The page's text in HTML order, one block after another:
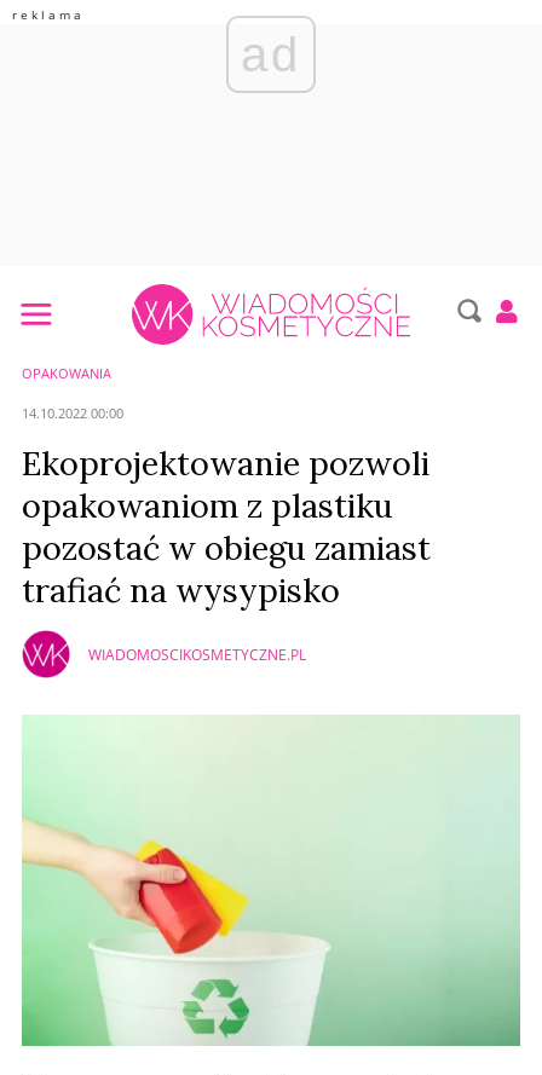
ad
OPAKOWANIA
14.10.2022 00:00
Ekoprojektowanie pozwoli
opakowaniom z plastiku
pozostać w obiegu zamiast
trafiać na wysypisko
WIADOMOSCIKOSMETYCZNE.PL